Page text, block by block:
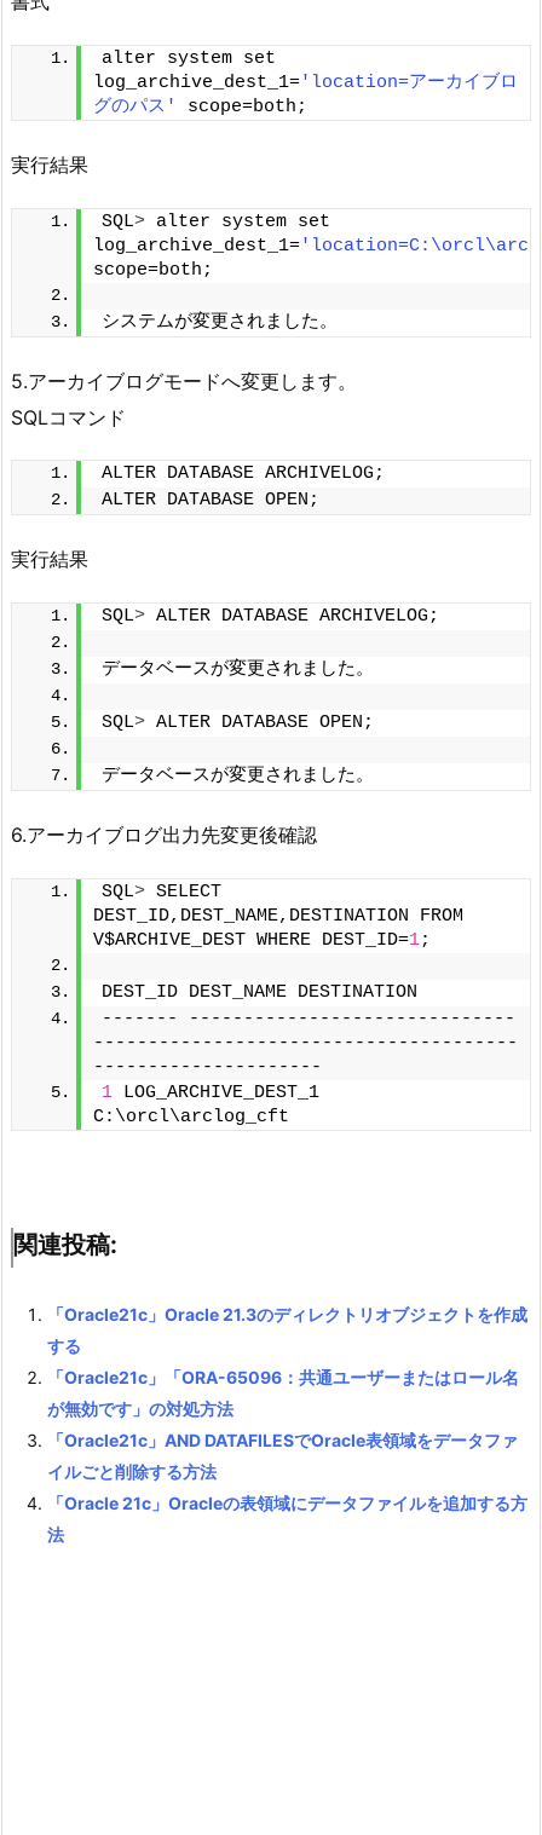
alter system set
log_archive_dest_1='location=アーカイブロ
グのパス'
scope=both;
実行結果
SQL> alter system set
log_archive_dest_1=
scope=both;
システムが変更されました。
5.アーカイブログモードへ変更します。
SQLコマンド
ALTER DATABASE ARCHIVELOG;
ALTER DATABASE OPEN;
実行結果
SQL> ALTER DATABASE ARCHIVELOG;
データベースが変更されました。
SQL> ALTER DATABASE OPEN;
データベースが変更されました。
6.アーカイブログ出力先変更後確認
SQL> SELECT
DEST_ID,DEST_NAME,DESTINATION FROM
V$ARCHIVE_DEST WHERE DEST_ID=1;
DEST_ID DEST_NAME DESTINATION
------- ------------------------------
---------------------------------------
---------------------
1 LOG_ARCHIVE_DEST_1
C:\orcl\arclog_cft
関連投稿:
「Oracle21c」Oracle 21.3のディレクトリオブジェクトを作成
する
「Oracle21c」「ORA-65096：共通ユーザーまたはロール名
が無効です」の対処方法
「Oracle21c」AND DATAFILESでOracle表領域をデータファ
イルごと削除する方法
「Oracle 21c」Oracleの表領域にデータファイルを追加する方
法